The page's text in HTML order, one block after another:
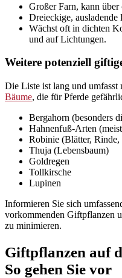
Großer Farn, kann
Dreieckige, ausladende
Wächst oft in dichten
und auf Lichtungen.
Weitere potenziell
Die Liste ist lang und umfasst
Bäume, die für Pferde
Bergahorn (besonders
Hahnenfuß-Arten
Robinie (Blätter, Rinde,
Thuja (Lebensbaum)
Goldregen
Tollkirsche
Lupinen
Informieren Sie sich
vorkommenden Giftpflanzen
zu minimieren.
Giftpflanzen auf
So gehen Sie vor